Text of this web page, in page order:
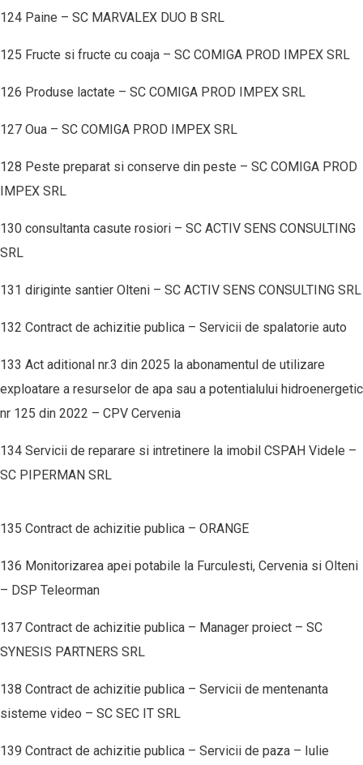
124 Paine – SC MARVALEX DUO B SRL
125 Fructe si fructe cu coaja – SC COMIGA PROD IMPEX SRL
126 Produse lactate – SC COMIGA PROD IMPEX SRL
127 Oua – SC COMIGA PROD IMPEX SRL
128 Peste preparat si conserve din peste – SC COMIGA PROD
IMPEX SRL
130 consultanta casute rosiori – SC ACTIV SENS CONSULTING
SRL
131 diriginte santier Olteni – SC ACTIV SENS CONSULTING SRL
132 Contract de achizitie publica – Servicii de spalatorie auto
133 Act aditional nr.3 din 2025 la abonamentul de utilizare
exploatare a resurselor de apa sau a potentialului hidroenergetic
nr 125 din 2022 – CPV Cervenia
134 Servicii de reparare si intretinere la imobil CSPAH Videle –
SC PIPERMAN SRL
135 Contract de achizitie publica – ORANGE
136 Monitorizarea apei potabile la Furculesti, Cervenia si Olteni
– DSP Teleorman
137 Contract de achizitie publica – Manager proiect – SC
SYNESIS PARTNERS SRL
138 Contract de achizitie publica – Servicii de mentenanta
sisteme video – SC SEC IT SRL
139 Contract de achizitie publica – Servicii de paza – Iulie